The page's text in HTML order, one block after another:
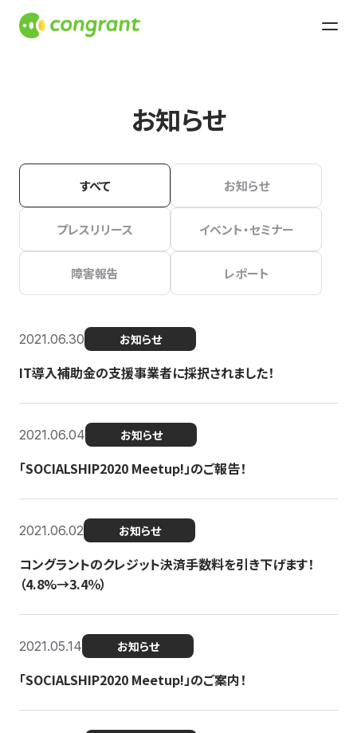
お知らせ
すべて お知らせ
プレスリリース イベント・セミナー
障害報告 レポート
2021.06.30 お知らせ
IT導入補助金の支援事業者に採択されました！
2021.06.04 お知らせ
「SOCIALSHIP2020 Meetup!」のご報告！
2021.06.02 お知らせ
コングラントのクレジット決済手数料を引き下げます！
（4.8%→3.4％）
2021.05.14 お知らせ
「SOCIALSHIP2020 Meetup!」のご案内！